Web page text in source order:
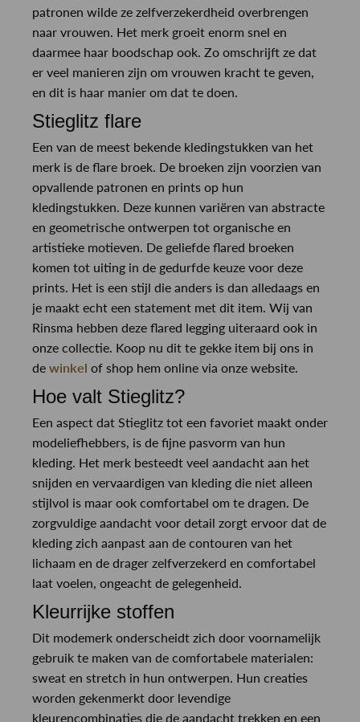
patronen wilde ze zelfverzekerdheid overbrengen
naar vrouwen. Het merk groeit enorm snel en
daarmee haar boodschap ook. Zo omschrijft ze dat
er veel manieren zijn om vrouwen kracht te geven,
en dit is haar manier om dat te doen.
Stieglitz flare
Een van de meest bekende kledingstukken van het
merk is de flare broek. De broeken zijn voorzien van
opvallende patronen en prints op hun
kledingstukken. Deze kunnen variëren van abstracte
en geometrische ontwerpen tot organische en
artistieke motieven. De geliefde flared broeken
komen tot uiting in de gedurfde keuze voor deze
prints. Het is een stijl die anders is dan alledaags en
je maakt echt een statement met dit item. Wij van
Rinsma hebben deze flared legging uiteraard ook in
onze collectie. Koop nu dit te gekke item bij ons in
de winkel of shop hem online via onze website.
Hoe valt Stieglitz?
Een aspect dat Stieglitz tot een favoriet maakt onder
modeliefhebbers, is de fijne pasvorm van hun
kleding. Het merk besteedt veel aandacht aan het
snijden en vervaardigen van kleding die niet alleen
stijlvol is maar ook comfortabel om te dragen. De
zorgvuldige aandacht voor detail zorgt ervoor dat de
kleding zich aanpast aan de contouren van het
lichaam en de drager zelfverzekerd en comfortabel
laat voelen, ongeacht de gelegenheid.
Kleurrijke stoffen
Dit modemerk onderscheidt zich door voornamelijk
gebruik te maken van de comfortabele materialen:
sweat en stretch in hun ontwerpen. Hun creaties
worden gekenmerkt door levendige
kleurencombinaties die de aandacht trekken en een